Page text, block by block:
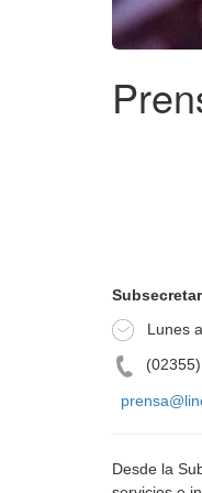
Lunes
Desde la